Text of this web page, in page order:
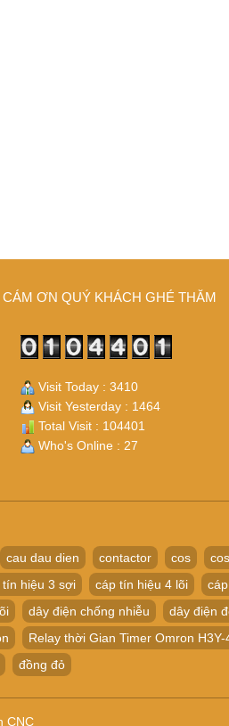
CÁM ƠN QUÝ KHÁCH GHÉ THĂM
Visit Today : 3410
Visit Yesterday : 1464
Total Visit : 104401
Who's Online : 27
cau dau dien contactor cos
tín hiệu 3 sợi cáp tín hiệu 4 lõi
dây điện chống nhiễu dây điện
Relay thời Gian Timer Omron H3Y-
đồng đỏ
CNC